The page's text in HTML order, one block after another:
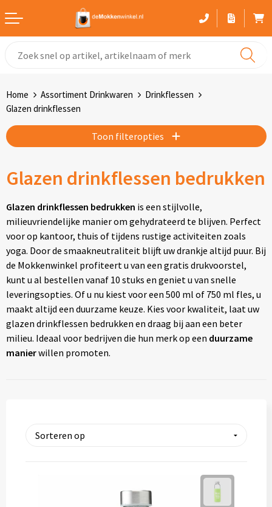
Gekleurde mokken
Sportflessen
Kunststof mokken
Thermosflessen
Lunchboxen
Fruitwaterflessen
Heupflessen
Home Assortiment Drinkwaren
Drinkflessen
Glazen drinkflessen
Toon filteropties
Glazen drinkflessen bedrukken
Glazen drinkflessen bedrukken is een stijlvolle,
milieuvriendelijke manier om gehydrateerd te blijven. Perfect
voor op kantoor, thuis of tijdens rustige activiteiten zoals
yoga. Door de smaakneutraliteit blijft uw drankje altijd puur. Bij
de Mokkenwinkel profiteert u van een gratis drukvoorstel,
kunt u al bestellen vanaf 10 stuks en geniet u van snelle
leveringsopties. Of u nu kiest voor een 500 ml of 750 ml fles, u
maakt altijd een duurzame keuze. Kies voor kwaliteit, laat uw
glazen drinkflessen bedrukken en draag bij aan een beter
milieu. Ideaal voor bedrijven die hun merk op een duurzame
manierwillen promoten.